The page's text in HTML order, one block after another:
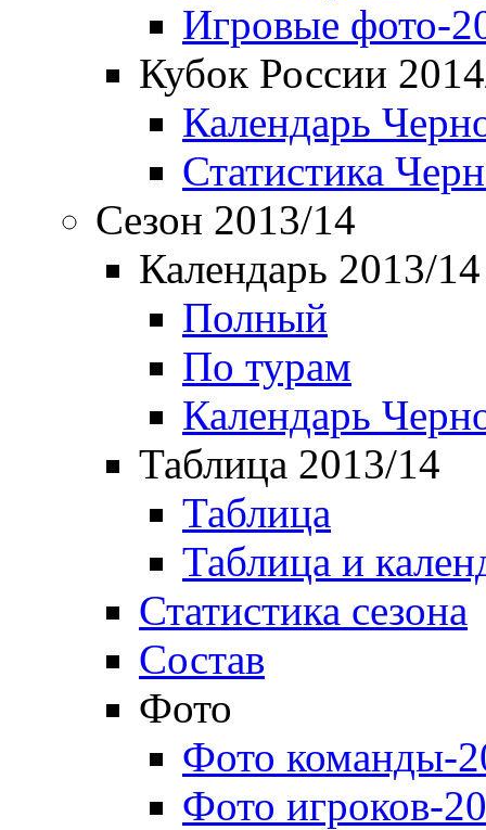
Игровые фото-
Кубок России
Календарь
Статистика
Сезон 2013/14
Календарь 2013/14
Полный
По турам
Календарь
Таблица 2013/14
Таблица
Таблица и
Статистика сезона
Состав
Фото
Фото команды-
Фото игроков-